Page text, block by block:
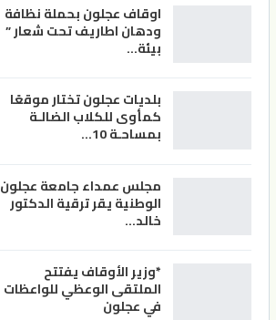
اوقاف عجلون بحملة نظافة
ودهان اطاريف تحت شعار ”
بيئة…
بلديات عجلون تختار موقعًا
كمأوى للكلاب الضالـة
بمساحـة 10…
مجلس عمداء جامعة عجلون
الوطنية يقر ترقية الدكتور
خالد…
*وزير الأوقاف يفتتح
الملتقى الوعظي للواعظات
في عجلون